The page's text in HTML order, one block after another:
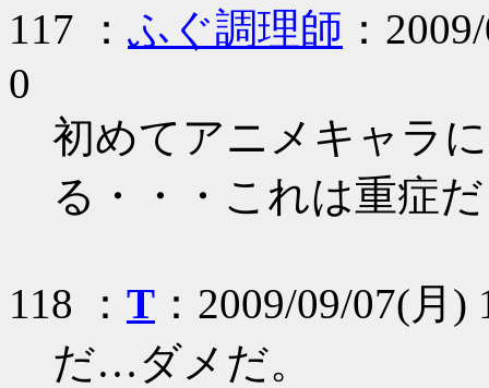
117 ： ふぐ調理師 ：
0
初めてアニメキャラ
る・・・これは重症だ
118 ： T ：2009/09/07(月)
だ…ダメだ。